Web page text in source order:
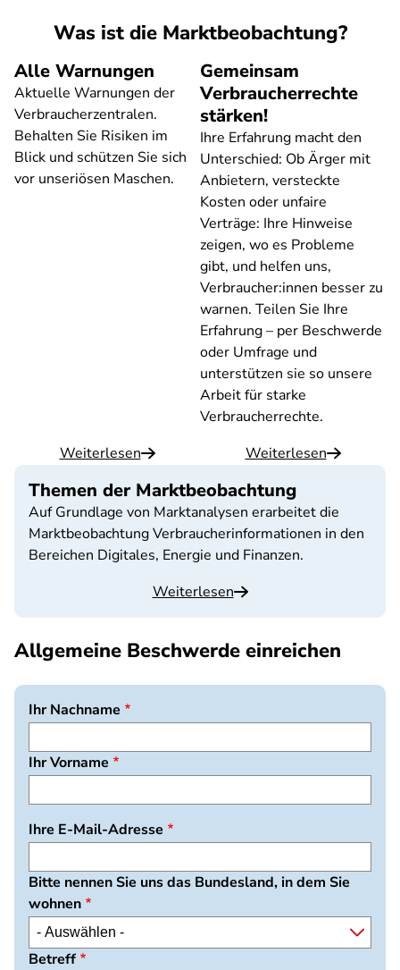
Was ist die Marktbeobachtung?
Alle Warnungen
Aktuelle Warnungen der
Verbraucherzentralen.
Behalten Sie Risiken im
Blick und schützen Sie sich
vor unseriösen Maschen.
Weiterlesen
Gemeinsam
Verbraucherrechte
stärken!
Ihre Erfahrung macht den
Unterschied: Ob Ärger mit
Anbietern, versteckte
Kosten oder unfaire
Verträge: Ihre Hinweise
zeigen, wo es Probleme
gibt, und helfen uns,
Verbraucher:innen besser zu
warnen. Teilen Sie Ihre
Erfahrung – per Beschwerde
oder Umfrage und
unterstützen sie so unsere
Arbeit für starke
Verbraucherrechte.
Weiterlesen
Themen der Marktbeobachtung
Auf Grundlage von Marktanalysen erarbeitet die
Marktbeobachtung Verbraucherinformationen in den
Bereichen Digitales, Energie und Finanzen.
Weiterlesen
Allgemeine Beschwerde einreichen
Ihr Nachname
Ihr Vorname
Ihre E-Mail-Adresse
Bitte nennen Sie uns das Bundesland, in dem Sie
wohnen
Betreff